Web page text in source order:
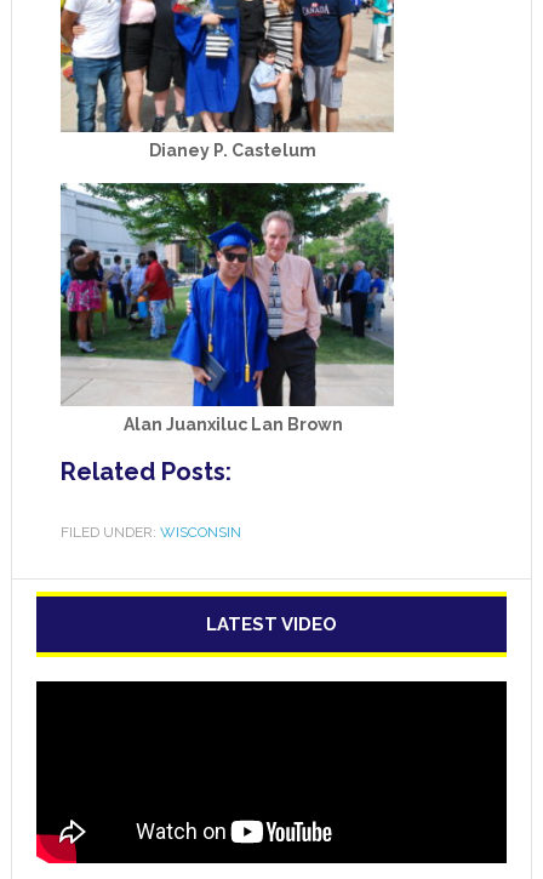
Dianey P. Castelum
Alan Juanxiluc Lan Brown
Related Posts:
FILED UNDER: WISCONSIN
LATEST VIDEO